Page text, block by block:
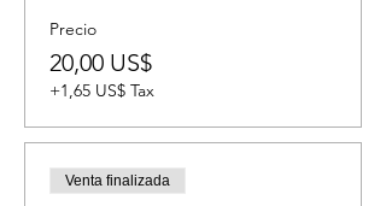
Precio
20,00 US$
+1,65 US$ Tax
Venta finalizada